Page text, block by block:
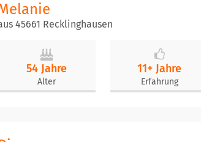
45661 Recklinghausen
54 Jahre
Alter
11+ Jahre
Erfahrung